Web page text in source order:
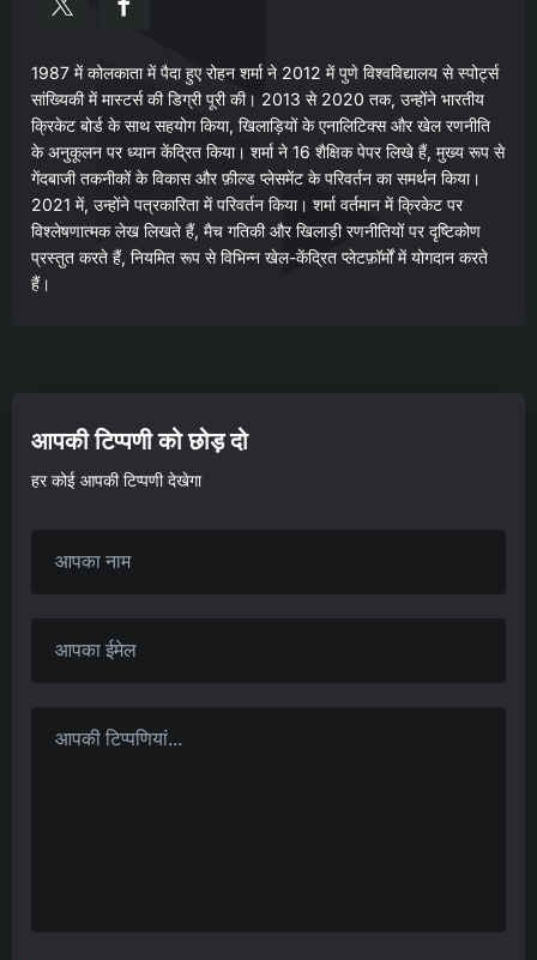
1987 में कोलकाता में पैदा हुए रोहन शर्मा ने 2012 में पुणे विश्वविद्यालय से स्पोर्ट्स
सांख्यिकी में मास्टर्स की डिग्री पूरी की। 2013 से 2020 तक, उन्होंने भारतीय
क्रिकेट बोर्ड के साथ सहयोग किया, खिलाड़ियों के एनालिटिक्स और खेल रणनीति
के अनुकूलन पर ध्यान केंद्रित किया। शर्मा ने 16 शैक्षिक पेपर लिखे हैं, मुख्य रूप से
गेंदबाजी तकनीकों के विकास और फ़ील्ड प्लेसमेंट के परिवर्तन का समर्थन किया।
2021 में, उन्होंने पत्रकारिता में परिवर्तन किया। शर्मा वर्तमान में क्रिकेट पर
विश्लेषणात्मक लेख लिखते हैं, मैच गतिकी और खिलाड़ी रणनीतियों पर दृष्टिकोण
प्रस्तुत करते हैं, नियमित रूप से विभिन्न खेल-केंद्रित प्लेटफ़ॉर्मों में योगदान करते
हैं।
आपकी टिप्पणी को छोड़ दो
हर कोई आपकी टिप्पणी देखेगा